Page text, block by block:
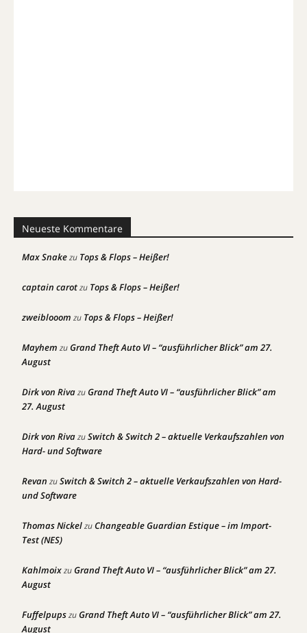
Neueste Kommentare
Max Snakezu Tops & Flops – Heißer!
captain carotzu Tops & Flops – Heißer!
zweiblooom zu Tops & Flops – Heißer!
Mayhem zuGrand Theft Auto VI – “ausführlicher Blick” am 27.
August
Dirk von RivazuGrand Theft Auto VI – “ausführlicher Blick” am
27. August
Dirk von RivazuSwitch & Switch 2 – aktuelle Verkaufszahlen von
Hard- und Software
Revan zuSwitch & Switch 2 – aktuelle Verkaufszahlen von Hard-
und Software
Thomas NickelzuChangeable Guardian Estique – im Import-
Test (NES)
KahlmoixzuGrand Theft Auto VI – “ausführlicher Blick” am 27.
August
FuffelpupszuGrand Theft Auto VI – “ausführlicher Blick” am 27.
August